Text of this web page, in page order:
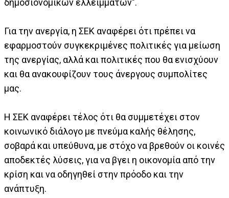
δημοσιονομικών ελλειμμάτων".
Για την ανεργία, η ΣΕΚ αναφέρει ότι πρέπει να
εφαρμοστούν συγκεκριμένες πολιτικές για μείωση
της ανεργίας, αλλά και πολιτικές που θα ενισχύουν
και θα ανακουφίζουν τους άνεργους συμπολίτες
μας.
Η ΣΕΚ αναφέρει τέλος ότι θα συμμετέχει στον
κοινωνικό διάλογο με πνεύμα καλής θέλησης,
σοβαρά και υπεύθυνα, με στόχο να βρεθούν οι κοινές
αποδεκτές λύσεις, για να βγει η οικονομία από την
κρίση και να οδηγηθεί στην πρόοδο και την
ανάπτυξη.